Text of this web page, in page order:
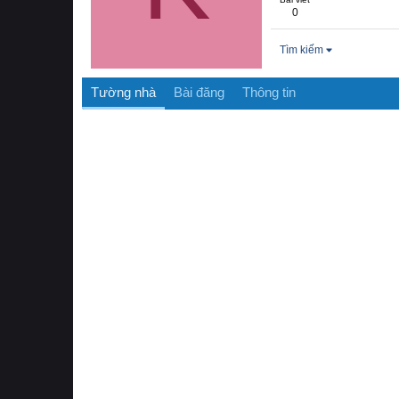
0
Tìm kiếm
Tường nhà Bài đăng Thông tin